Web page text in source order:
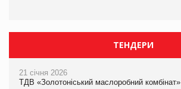
ТЕНДЕРИ
21 січня 2026
ТДВ «Золотоніський маслоробний комбінат»